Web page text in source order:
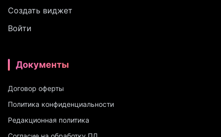
Создать виджет
Войти
Документы
Договор оферты
Политика конфиденциальности
Редакционная политика